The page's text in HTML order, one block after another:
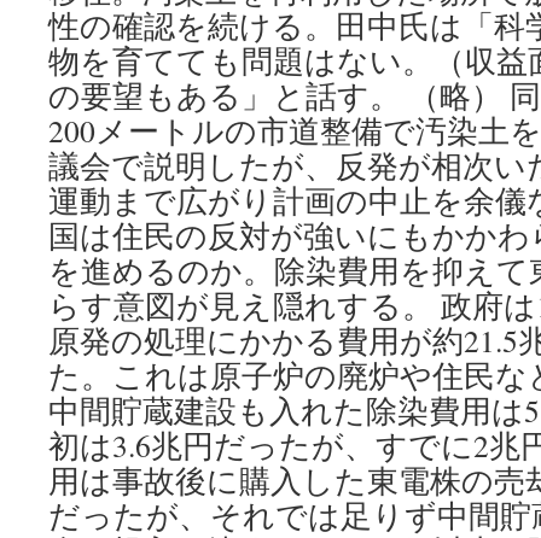
性の確認を続ける。田中氏は「科
物を育てても問題はない。（収益
の要望もある」と話す。 （略）
200メートルの市道整備で汚染土
議会で説明したが、反発が相次い
運動まで広がり計画の中止を余
国は住民の反対が強いにもかか
を進めるのか。除染費用を抑え
らす意図が見え隠れする。 政府
原発の処理にかかる費用が約21.5
た。これは原子炉の廃炉や住民
中間貯蔵建設も入れた除染費用は
初は3.6兆円だったが、すでに2兆
用は事故後に購入した東電株の
だったが、それでは足りず中間